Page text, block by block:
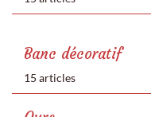
Banc décoratif
15 articles